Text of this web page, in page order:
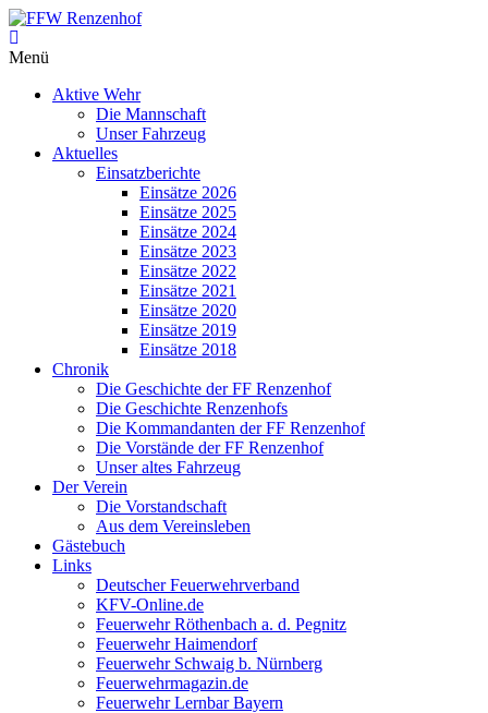
Zum
Inhalt
springen
FFW
Renzenhof
Löschen
Menü
Aktive Wehr
Die Mannschaft
Unser Fahrzeug
Aktuelles
Einsatzberichte
Einsätze 2026
Einsätze 2025
Einsätze 2024
Einsätze 2023
Einsätze 2022
Einsätze 2021
Einsätze 2020
Einsätze 2019
Einsätze 2018
Chronik
Die Geschichte der FF Renzenhof
Die Geschichte Renzenhofs
Die Kommandanten der FF Renzenhof
Die Vorstände der FF Renzenhof
Unser altes Fahrzeug
Der Verein
Die Vorstandschaft
Aus dem Vereinsleben
Gästebuch
Links
Deutscher Feuerwehrverband
KFV-Online.de
Feuerwehr Röthenbach a. d. Pegnitz
Feuerwehr Haimendorf
Feuerwehr Schwaig b. Nürnberg
Feuerwehrmagazin.de
Feuerwehr Lernbar Bayern